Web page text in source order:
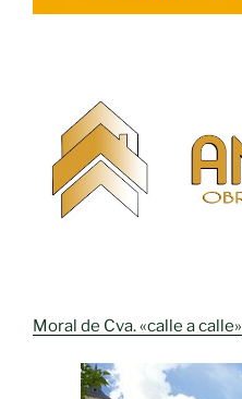
Moral de Cva. «calle a calle»